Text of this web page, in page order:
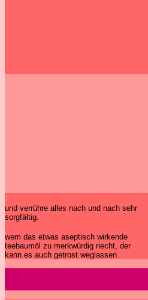
und verrühre alles nach und nach sehr
sorgfältig.
wem das etwas aseptisch wirkende
teebaumöl zu merkwürdig riecht, der
kann es auch getrost weglassen.